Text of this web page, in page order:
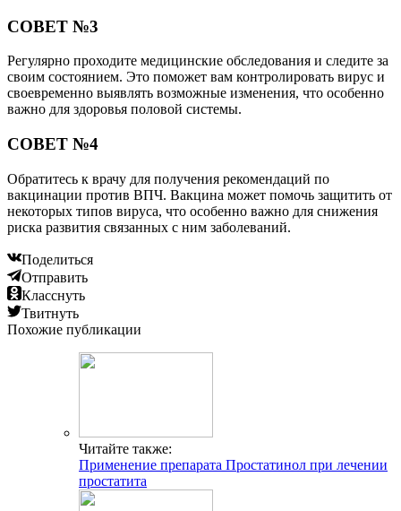
СОВЕТ №3
Регулярно проходите медицинские обследования и следите за
своим состоянием. Это поможет вам контролировать вирус и
своевременно выявлять возможные изменения, что особенно
важно для здоровья половой системы.
СОВЕТ №4
Обратитесь к врачу для получения рекомендаций по
вакцинации против ВПЧ. Вакцина может помочь защитить от
некоторых типов вируса, что особенно важно для снижения
риска развития связанных с ним заболеваний.
Поделиться
Отправить
Класснуть
Твитнуть
Похожие публикации
Читайте также:
Применение препарата Простатинол при лечении
простатита